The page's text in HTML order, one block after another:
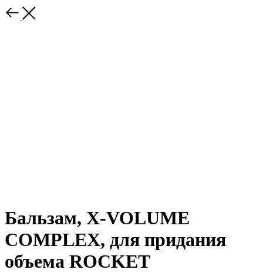
Бальзам, X-VOLUME
COMPLEX, для придания
объема ROCKET